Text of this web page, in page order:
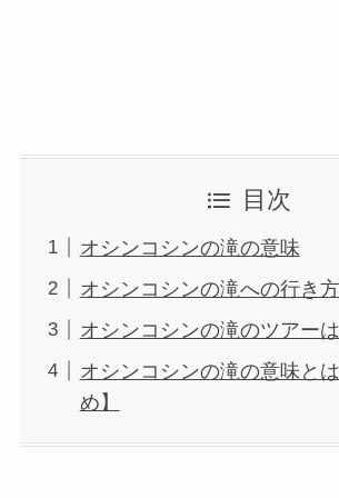
目次
オシンコシンの滝の意味
オシンコシンの滝への行き方
オシンコシンの滝のツアーは
オシンコシンの滝の意味と
め】